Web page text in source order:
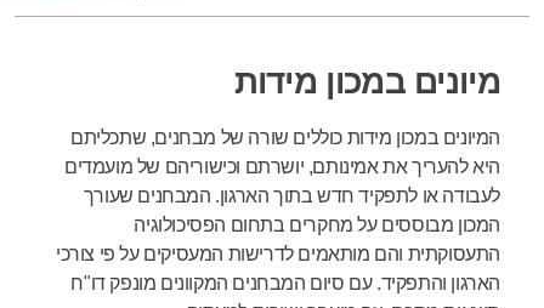
מיונים במכון מידות
המיונים במכון מידות כוללים שורה של מבחנים, שתכליתם
היא להעריך את אמינותם, יושרתם וכישוריהם של מועמדים
לעבודה או לתפקיד חדש בתוך הארגון. המבחנים שעורך
המכון מבוססים על מחקרים בתחום הפסיכולוגיה
התעסוקתית והם מותאמים לדרישות המעסיקים על פי צורכי
הארגון והתפקיד. עם סיום המבחנים המקוונים מונפק דו"ח